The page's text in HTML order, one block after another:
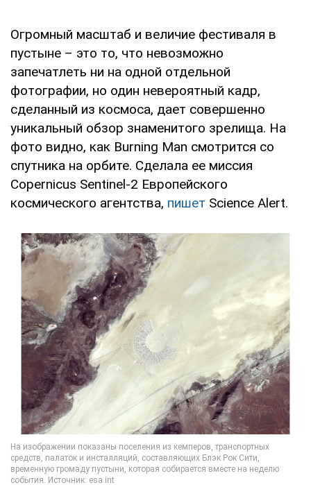
Огромный масштаб и величие фестиваля в
пустыне – это то, что невозможно
запечатлеть ни на одной отдельной
фотографии, но один невероятный кадр,
сделанный из космоса, дает совершенно
уникальный обзор знаменитого зрелища. На
фото видно, как Burning Man смотрится со
спутника на орбите. Сделала ее миссия
Copernicus Sentinel-2 Европейского
космического агентства, пишет Science Alert.